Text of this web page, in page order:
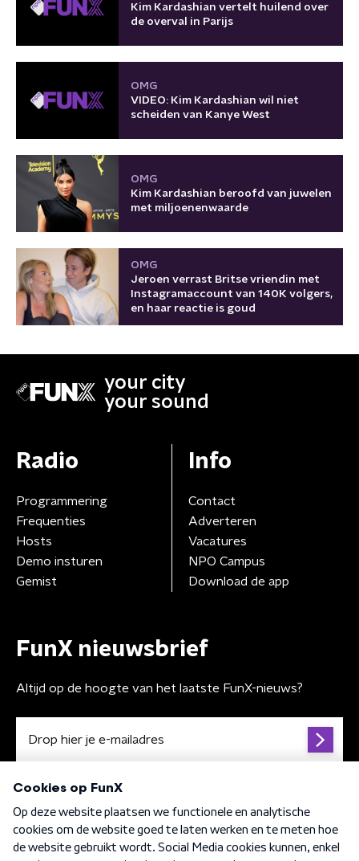
Kim Kardashian vertelt huilend over
de overval in Parijs
OMG
VIDEO: Kim Kardashian wil niet
scheiden van Kanye West
OMG
Kim Kardashian beroofd van juwelen
met miljoenenwaarde
OMG
Jeroen verrast Britse vriendin met
Instagramaccount van 140K volgers,
en haar reactie is goud
your city
your sound
Radio
Programmering
Frequenties
Hosts
Demo insturen
Gemist
Info
Contact
Adverteren
Vacatures
NPO Campus
Download de app
FunX nieuwsbrief
Altijd op de hoogte van het laatste FunX-nieuws?
Algemene voorwaarden Privacybeleid